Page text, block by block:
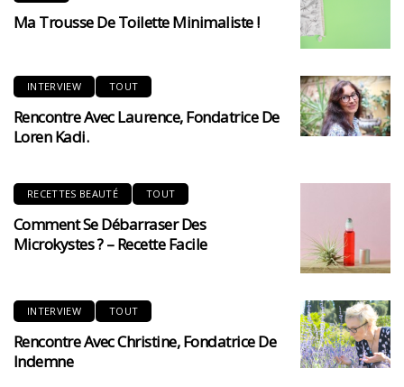
Ma Trousse De Toilette Minimaliste !
INTERVIEW TOUT
Rencontre Avec Laurence, Fondatrice De
Loren Kadi.
RECETTES BEAUTÉ TOUT
Comment Se Débarraser Des
Microkystes ? – Recette Facile
INTERVIEW TOUT
Rencontre Avec Christine, Fondatrice De
Indemne